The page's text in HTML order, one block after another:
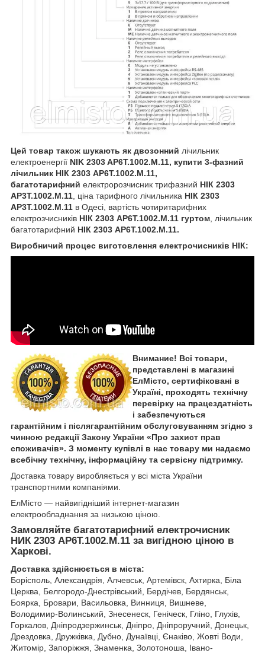
Цей товар також шукають як двозонний лічильник
електроенергії NIK 2303 AP6T.1002.M.11, купити 3-фазний
лічильник НIК 2303 AP6T.1002.M.11,
багатотарифний електророзчисник трифазний НIК 2303
AP3T.1002.M.11 , ціна тарифного лічильника НIК 2303
AP3T.1002.M.11 в Одесі, вартість чотиритарифних
електрозчисників НІК 2303 AP6T.1002.M.11 гуртом , лiчильник
багатотарифний НIК 2303 AP6T.1002.M.11.
Виробничий процес виготовлення електрочисників НІК:
Внимание! Всі товари,
представлені в магазині
ЕлМісто, сертифіковані в
Україні, проходять технічну
перевірку на працездатність
і забезпечуються
гарантійним і післягарантійним обслуговуванням згідно з
чинною редакції Закону України «Про захист прав
споживачів». З моменту купівлі в нас товару ми надаємо
всебічну технічну, інформаційну та сервісну підтримку.
Доставка товару виробляється у всі міста України
транспортними компаніями.
ЕлМісто — найвигідніший інтернет-магазин
електрообладнання за низькою ціною.
Замовляйте багатотарифний електрочисник
НИК 2303 AP6T.1002.M.11 за вигідною ціною в
Харкові.
Доставка здійснюється в міста:
Борісполь, Александрія, Алчевськ, Артемівск, Ахтирка, Біла
Церква, Белгородо-Днестрівський, Бердічев, Бердянськ,
Боярка, Бровари, Васильовка, Винниця, Вишневе,
Володимир-Волинський, Знесенеск, Геніческ, Гліно, Глухів,
Горкалов, Дніпродзержинськ, Дніпро, Дніпроручний, Донецьк,
Дрездовка, Дружківка, Дубно, Дунаївці, Єнаківо, Жовті Води,
Житомір, Запоріжжя, Знаменка, Золотоноша, Івано-